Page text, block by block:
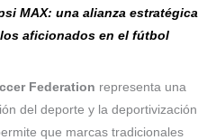
MAX: una alianza estratégica
aficionados en el fútbol
Federation representa una
del deporte y la deportivización
que marcas tradicionales